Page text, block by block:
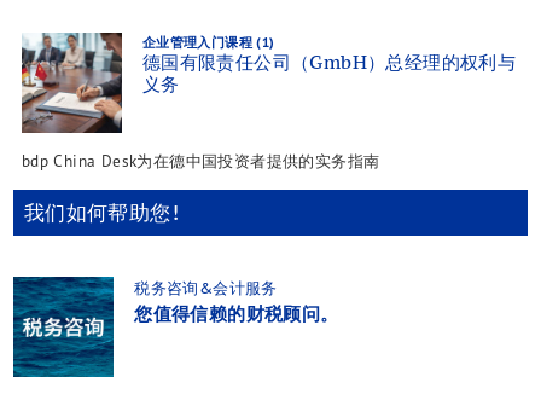
企业管理入门课程 (1)
德国有限责任公司（GmbH）总经理的权利与
义务
bdp China Desk为在德中国投资者提供的实务指南
我们如何帮助您!
税务咨询&会计服务
您值得信赖的财税顾问。